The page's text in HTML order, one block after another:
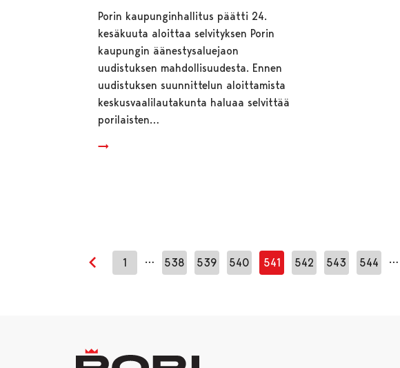
Porin kaupunginhallitus päätti 24.
kesäkuuta aloittaa selvityksen Porin
kaupungin äänestysaluejaon
uudistuksen mahdollisuudesta. Ennen
uudistuksen suunnittelun aloittamista
keskusvaalilautakunta haluaa selvittää
porilaisten…
Edellinen sivu
1 … 538 539 540 541 542 543 544 …